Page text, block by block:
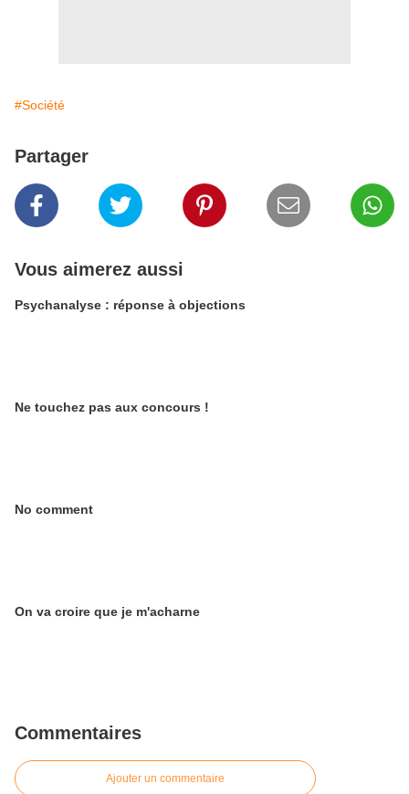
#Société
Partager
Vous aimerez aussi
Psychanalyse : réponse à objections
Ne touchez pas aux concours !
No comment
On va croire que je m'acharne
Commentaires
Ajouter un commentaire